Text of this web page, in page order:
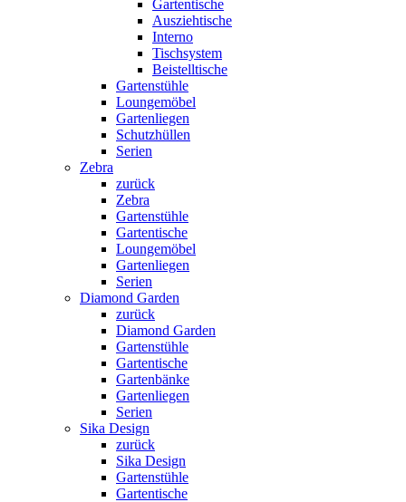
Gartentische
Ausziehtische
Interno
Tischsystem
Beistelltische
Gartenstühle
Loungemöbel
Gartenliegen
Schutzhüllen
Serien
Zebra
zurück
Zebra
Gartenstühle
Gartentische
Loungemöbel
Gartenliegen
Serien
Diamond Garden
zurück
Diamond Garden
Gartenstühle
Gartentische
Gartenbänke
Gartenliegen
Serien
Sika Design
zurück
Sika Design
Gartenstühle
Gartentische